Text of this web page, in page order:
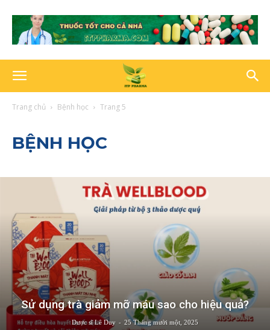
Trang chủ Bệnh học Trang 5
BỆNH HỌC
Sử dụng trà giảm mỡ máu sao cho hiệu quả?
Dược sĩ Lê Duy - 25 Tháng mười một, 2025